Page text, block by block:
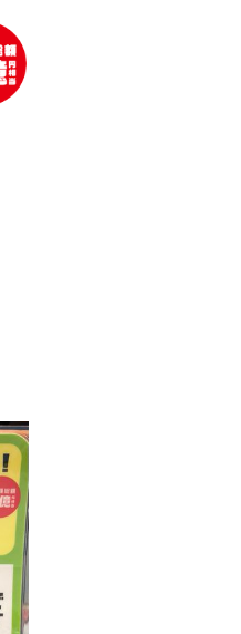
メディカル整骨院）
す。 中々のご
になります。
9/28（水）本